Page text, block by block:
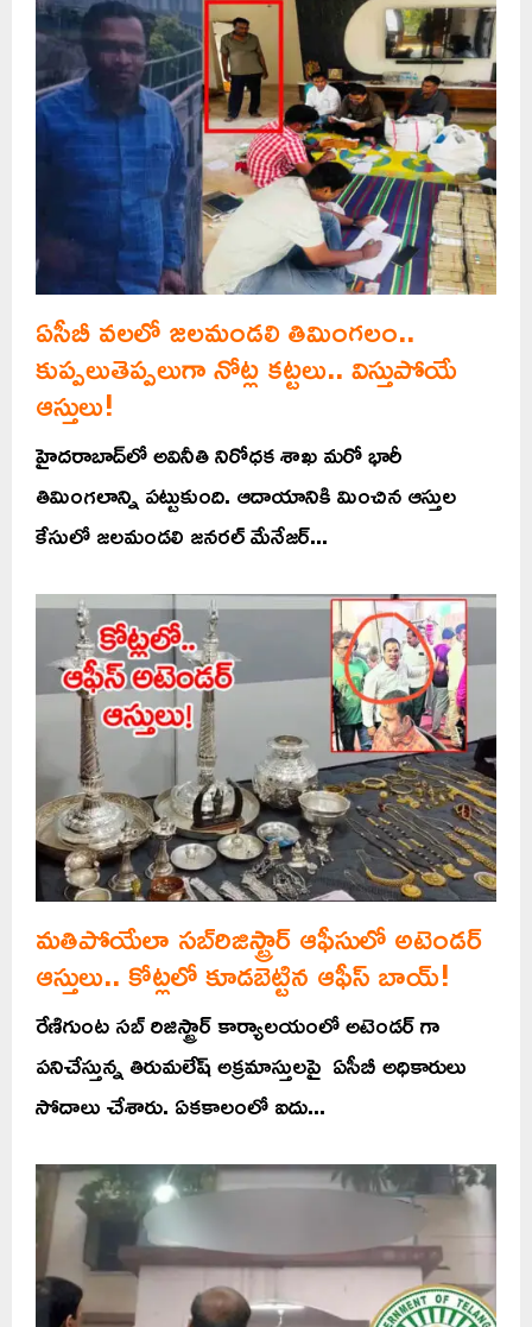
ఏసీబీ వలలో జలమండలి తిమింగలం..
కుప్పలుతెప్పలుగా నోట్ల కట్టలు.. విస్తుపోయే
ఆస్తులు!
హైదరాబాద్‌లో అవినీతి నిరోధక శాఖ మరో భారీ
తిమింగలాన్ని పట్టుకుంది. ఆదాయానికి మించిన ఆస్తుల
కేసులో జలమండలి జనరల్ మేనేజర్...
మతిపోయేలా సబ్‌రిజిస్ట్రార్‌ ఆఫీసులో అటెండర్‌
ఆస్తులు.. కోట్లలో కూడబెట్టిన ఆఫీస్ బాయ్!
రేణిగుంట సబ్ రిజిస్ట్రార్ కార్యాలయంలో అటెండర్ గా
పనిచేస్తున్న తిరుమలేష్ అక్రమాస్తులపై ఏసీబీ అధికారులు
సోదాలు చేశారు. ఏకకాలంలో ఐదు...